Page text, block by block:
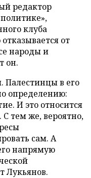
редактор
клуба
от
народы и
он.
Палестинцы в его
определению:
И это относится
тем же, вероятно,
сам. А
напрямую
Лукьянов.